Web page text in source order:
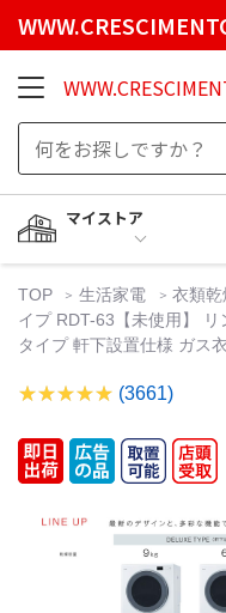
マイストア
TOP 生活家電 衣類乾
イプ RDT-63【未使用】
タイプ 軒下設置仕様 ガス
(3661)